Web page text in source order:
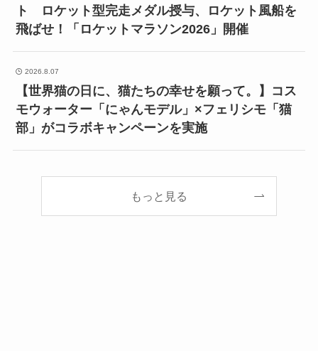
ト ロケット型完走メダル授与、ロケット風船を
飛ばせ！「ロケットマラソン2026」開催
2026.8.07
【世界猫の日に、猫たちの幸せを願って。】コス
モウォーター「にゃんモデル」×フェリシモ「猫
部」がコラボキャンペーンを実施
もっと見る